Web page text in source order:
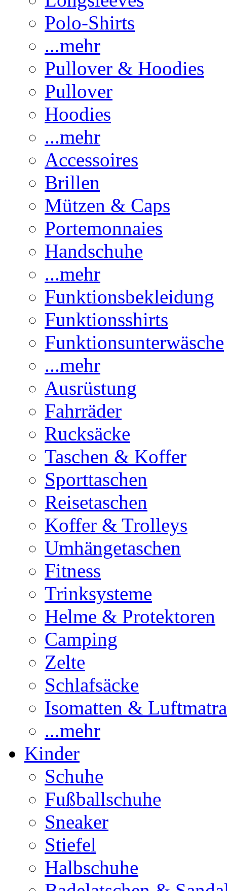
Polo-Shirts
...mehr
Pullover & Hoodies
Pullover
Hoodies
...mehr
Accessoires
Brillen
Mützen & Caps
Portemonnaies
Handschuhe
...mehr
Funktionsbekleidung
Funktionsshirts
Funktionsunterwäsche
...mehr
Ausrüstung
Fahrräder
Rucksäcke
Taschen & Koffer
Sporttaschen
Reisetaschen
Koffer & Trolleys
Umhängetaschen
Fitness
Trinksysteme
Helme & Protektoren
Camping
Zelte
Schlafsäcke
Isomatten &
...mehr
Kinder
Schuhe
Fußballschuhe
Sneaker
Stiefel
Halbschuhe